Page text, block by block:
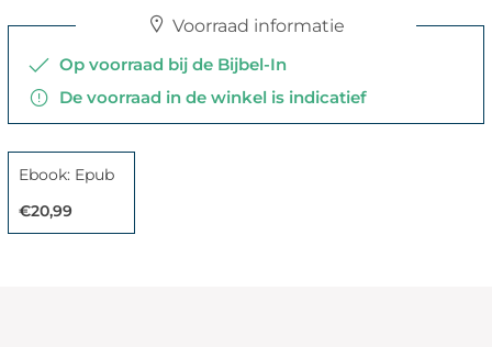
Voorraad informatie
Op voorraad bij de Bijbel-In
De voorraad in de winkel is indicatief
Ebook: Epub
€20,99